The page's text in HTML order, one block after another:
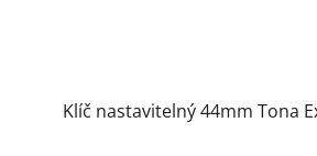
Klíč nastavitelný 44mm Tona